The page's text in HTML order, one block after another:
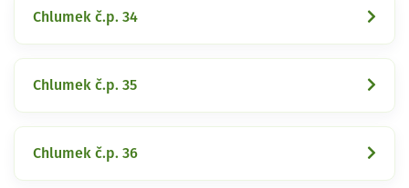
Chlumek č.p. 34
Chlumek č.p. 35
Chlumek č.p. 36